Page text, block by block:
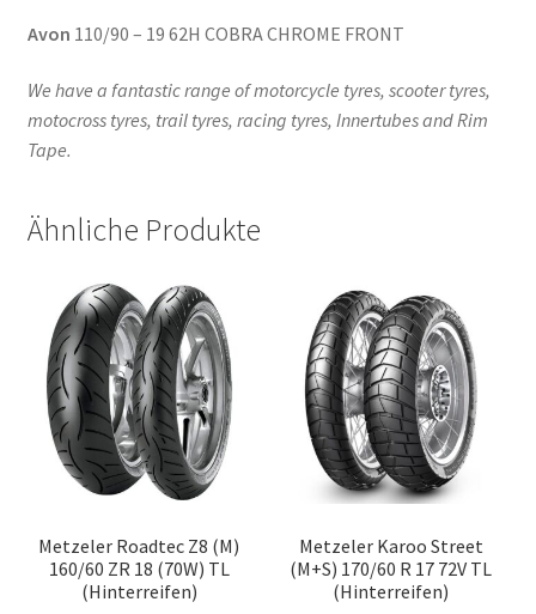
Avon 110/90 – 19 62H COBRA CHROME FRONT
We have a fantastic range of motorcycle tyres, scooter tyres,
motocross tyres, trail tyres, racing tyres, Innertubes and Rim
Tape.
Ähnliche Produkte
Metzeler Roadtec Z8 (M)
160/60 ZR 18 (70W) TL
(Hinterreifen)
Metzeler Karoo Street
(M+S) 170/60 R 17 72V TL
(Hinterreifen)